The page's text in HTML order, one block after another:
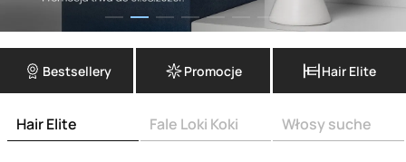
Bestsellery Promocje Hair Elite
Hair Elite Fale Loki Koki Włosy suche